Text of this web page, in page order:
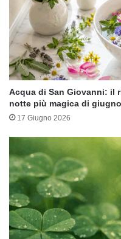
Acqua di San Giovanni: il
notte più magica di giugno
17 Giugno 2026